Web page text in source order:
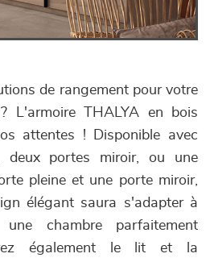
de rangement pour votre
L'armoire THALYA en bois
attentes ! Disponible avec
deux portes miroir, ou une
pleine et une porte miroir,
élégant saura s'adapter à
chambre parfaitement
également le lit et la